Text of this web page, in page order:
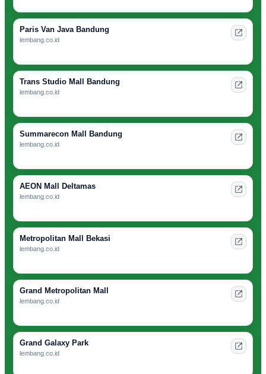
Paris Van Java Bandung
lembang.co.id
Trans Studio Mall Bandung
lembang.co.id
Summarecon Mall Bandung
lembang.co.id
AEON Mall Deltamas
lembang.co.id
Metropolitan Mall Bekasi
lembang.co.id
Grand Metropolitan Mall
lembang.co.id
Grand Galaxy Park
lembang.co.id